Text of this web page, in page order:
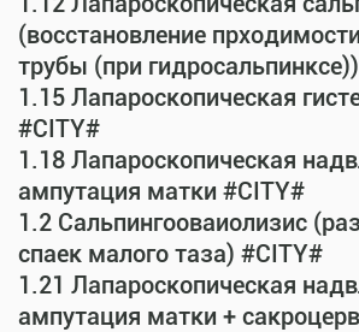
(восстановление
трубы (при
1.15 Лапароскопическая
#CITY#
1.18 Лапароскопическая
ампутация матки #CITY#
1.2 Сальпингооваиолизис
спаек малого таза) #CITY#
1.21 Лапароскопическая
ампутация матки +